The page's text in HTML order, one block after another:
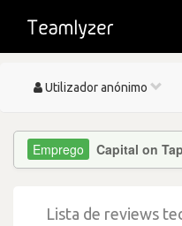
Toggle
Utilizador anónimo
Capital on
Lista de reviews